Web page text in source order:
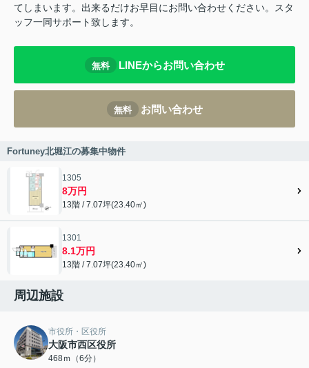
てしまいます。出来るだけお早目にお問い合わせください。スタ
ッフ一同サポート致します。
無料 LINEからお問い合わせ
無料 お問い合わせ
Fortuney北堀江の募集中物件
1305
8万円
13階 / 7.07坪(23.40㎡)
1301
8.1万円
13階 / 7.07坪(23.40㎡)
周辺施設
市役所・区役所
大阪市西区役所
468ｍ（6分）